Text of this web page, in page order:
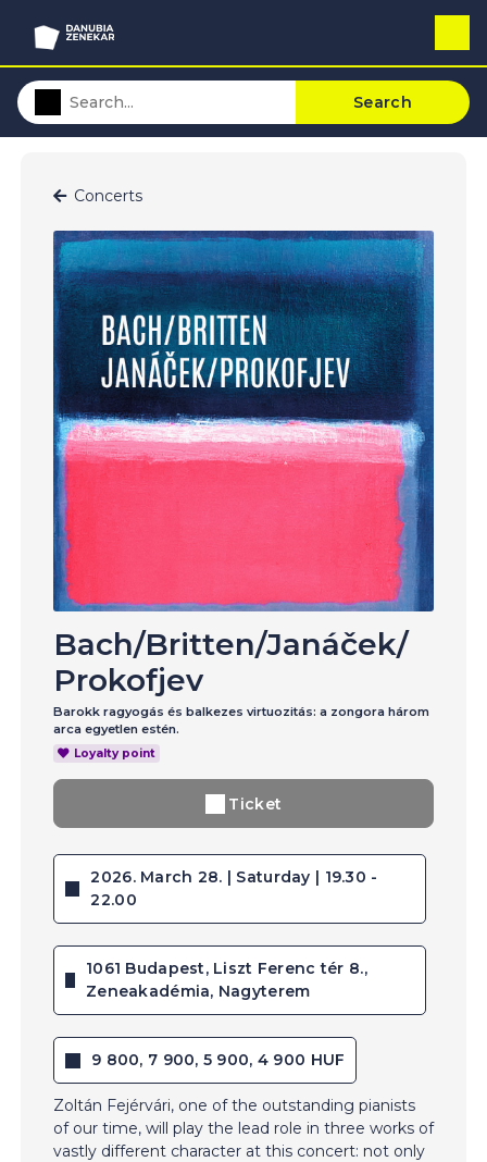
Search
Concerts
Bach/Britten/Janáček/
Prokofjev
Barokk ragyogás és balkezes virtuozitás: a zongora három
arca egyetlen estén.
Loyalty point
Ticket
2026. March 28. | Saturday | 19.30 -
22.00
1061 Budapest, Liszt Ferenc tér 8.,
Zeneakadémia, Nagyterem
9 800, 7 900, 5 900, 4 900 HUF
Zoltán Fejérvári, one of the outstanding pianists
of our time, will play the lead role in three works of
vastly different character at this concert: not only